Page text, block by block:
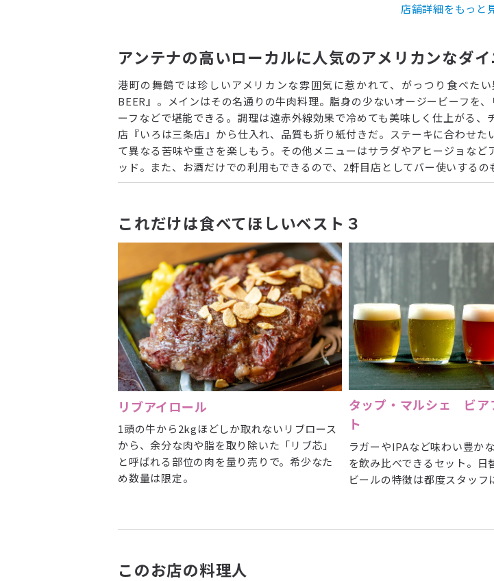
店舗詳細をもっと
アンテナの高いローカルに人気のアメリカンなダイ
港町の舞鶴では珍しいアメリカンな雰囲気に惹かれて、がっつり食べた
BEER』。メインはその名通りの牛肉料理。脂身の少ないオージービーフを
ーフなどで堪能できる。調理は遠赤外線効果で冷めても美味しく仕上がる
店『いろは三条店』から仕入れ、品質も折り紙付きだ。ステーキに合わせ
て異なる苦味や重さを楽しもう。その他メニューはサラダやアヒージョな
ッド。また、お酒だけでの利用もできるので、2軒目店としてバー使いするの
これだけは食べてほしいベスト３
リブアイロール
1頭の牛から2kgほどしか取れないリブロース
から、余分な肉や脂を取り除いた「リブ芯」
と呼ばれる部位の肉を量り売りで。希少なた
め数量は限定。
タップ・マルシェ ビア
ト
ラガーやIPAなど味わい豊か
を飲み比べできるセット。日
ビールの特徴は都度スタッフ
このお店の料理人